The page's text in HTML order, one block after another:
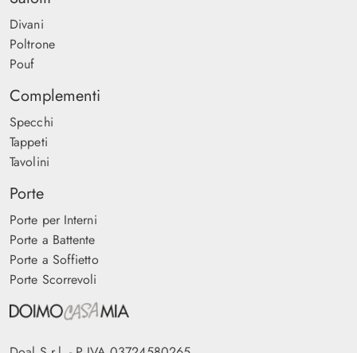
Divani
Poltrone
Pouf
Complementi
Specchi
Tappeti
Tavolini
Porte
Porte per Interni
Porte a Battente
Porte a Soffietto
Porte Scorrevoli